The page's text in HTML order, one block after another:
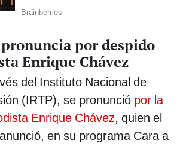
por despido
Enrique Chávez
del Instituto Nacional de
(IRTP), se pronunció por la
Enrique Chávez, quien el
en su programa Cara a